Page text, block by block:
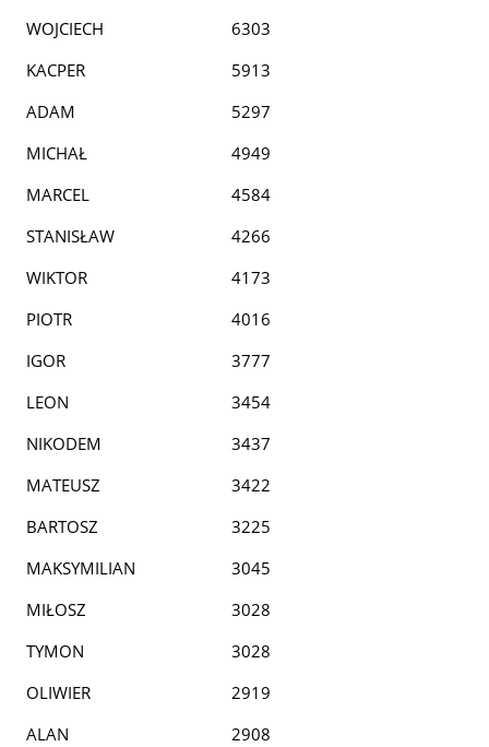
WOJCIECH
6303
KACPER
5913
ADAM
5297
MICHAŁ
4949
MARCEL
4584
STANISŁAW
4266
WIKTOR
4173
PIOTR
4016
IGOR
3777
LEON
3454
NIKODEM
3437
MATEUSZ
3422
BARTOSZ
3225
MAKSYMILIAN
3045
MIŁOSZ
3028
TYMON
3028
OLIWIER
2919
ALAN
2908